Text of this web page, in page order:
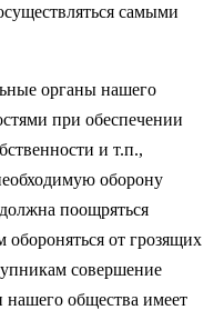
самыми
органы нашего
при обеспечении
и т.п.,
оборону
поощряться
от грозящих
совершение
общества имеет